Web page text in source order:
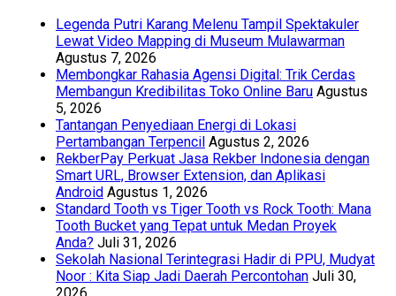
Legenda Putri Karang Melenu Tampil Spektakuler
Lewat Video Mapping di Museum Mulawarman
Agustus 7, 2026
Membongkar Rahasia Agensi Digital: Trik Cerdas
Membangun Kredibilitas Toko Online Baru Agustus
5, 2026
Tantangan Penyediaan Energi di Lokasi
Pertambangan Terpencil Agustus 2, 2026
RekberPay Perkuat Jasa Rekber Indonesia dengan
Smart URL, Browser Extension, dan Aplikasi
Android Agustus 1, 2026
Standard Tooth vs Tiger Tooth vs Rock Tooth: Mana
Tooth Bucket yang Tepat untuk Medan Proyek
Anda? Juli 31, 2026
Sekolah Nasional Terintegrasi Hadir di PPU, Mudyat
Noor : Kita Siap Jadi Daerah Percontohan Juli 30,
2026